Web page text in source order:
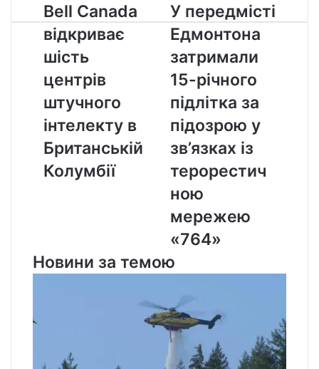
Bell
Canada
відкриває
шість
центрів
штучного
інтелекту
в
Британській
Колумбії
Bell Canada
відкриває
шість
центрів
штучного
інтелекту в
Британській
Колумбії
У
передмісті
Едмонтона
затримали
15-
річного
підлітка
за
підозрою
зв’язках
із
мережею
«764»
У передмісті
Едмонтона
затримали
15-річного
підлітка за
підозрою у
зв’язках із
терорестич
ною
мережею
«764»
Новини за темою